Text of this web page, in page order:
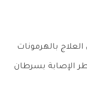
بالهرمونات
الإصابة بسرطان